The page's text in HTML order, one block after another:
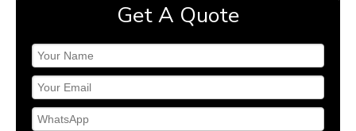
Get A Quote